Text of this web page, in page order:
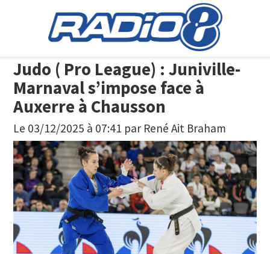
Judo ( Pro League) : Juniville-
Marnaval s’impose face à
Auxerre à Chausson
Le 03/12/2025 à 07:41 par René Ait Braham